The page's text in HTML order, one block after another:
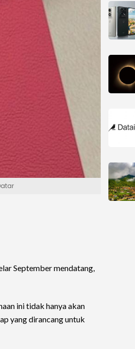
September mendatang,
ini tidak hanya akan
yang dirancang untuk